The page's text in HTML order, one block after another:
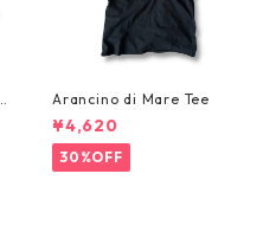
Arancino di Mare Tee
¥4,620
30%OFF